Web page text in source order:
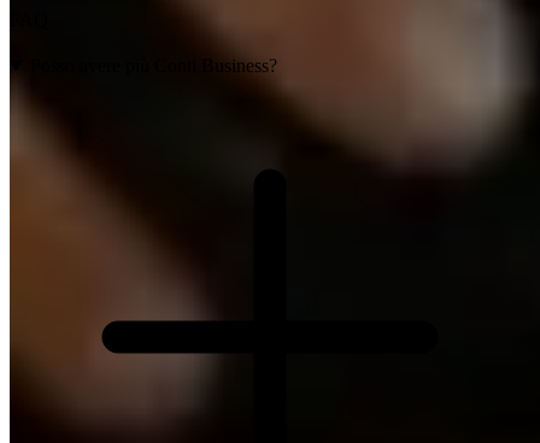
Posso avere più Conti Business?